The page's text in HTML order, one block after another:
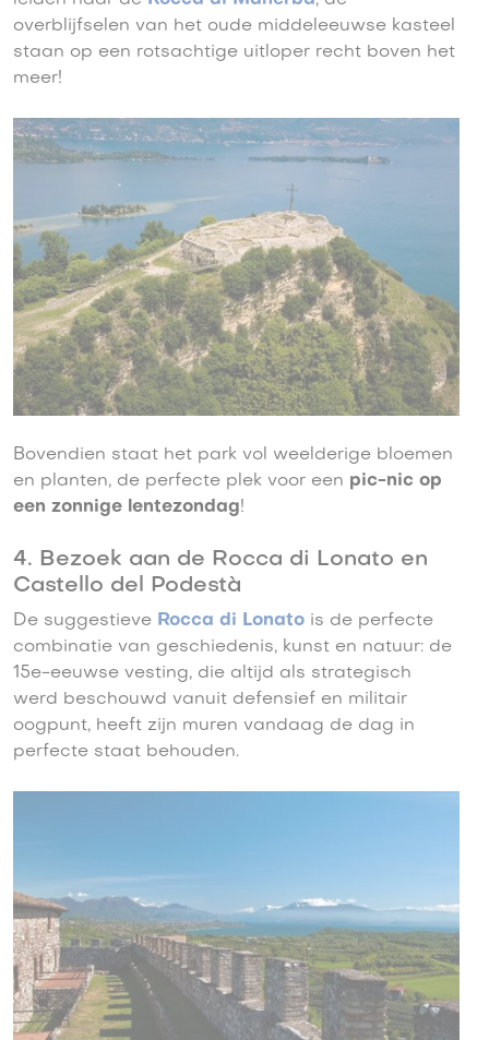
overblijfselen van het oude middeleeuwse kasteel
staan op een rotsachtige uitloper recht boven het
meer!
Bovendien staat het park vol weelderige bloemen
en planten, de perfecte plek voor een pic-nic op
een zonnige lentezondag!
4. Bezoek aan de Rocca di Lonato en
Castello del Podestà
De suggestieve Rocca di Lonato is de perfecte
combinatie van geschiedenis, kunst en natuur: de
15e-eeuwse vesting, die altijd als strategisch
werd beschouwd vanuit defensief en militair
oogpunt, heeft zijn muren vandaag de dag in
perfecte staat behouden.